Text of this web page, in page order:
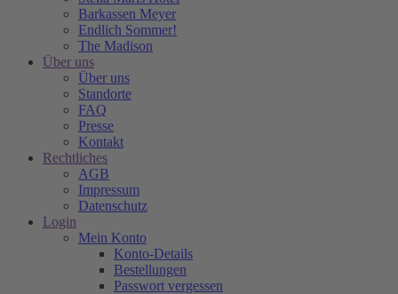
Barkassen Meyer
Endlich Sommer!
The Madison
Über uns
Über uns
Standorte
FAQ
Presse
Kontakt
Rechtliches
AGB
Impressum
Datenschutz
Login
Mein Konto
Konto-Details
Bestellungen
Passwort vergessen